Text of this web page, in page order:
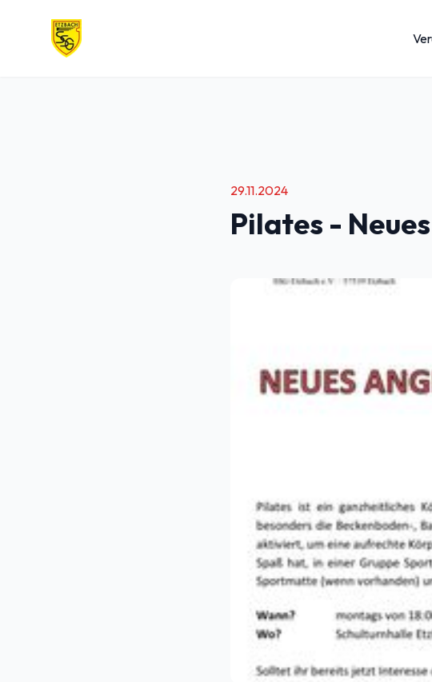
SSG Etzbach
29.11.2024
Pilates -